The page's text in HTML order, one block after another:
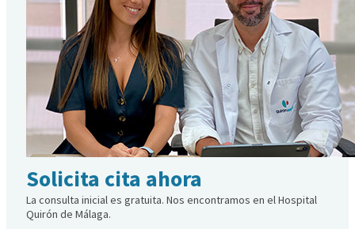
Solicita cita ahora
La consulta inicial es gratuita. Nos encontramos en el Hospital
Quirón de Málaga.